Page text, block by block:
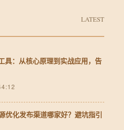
LATEST
具：从核心原理到实战应用，告
优化发布渠道哪家好？避坑指引